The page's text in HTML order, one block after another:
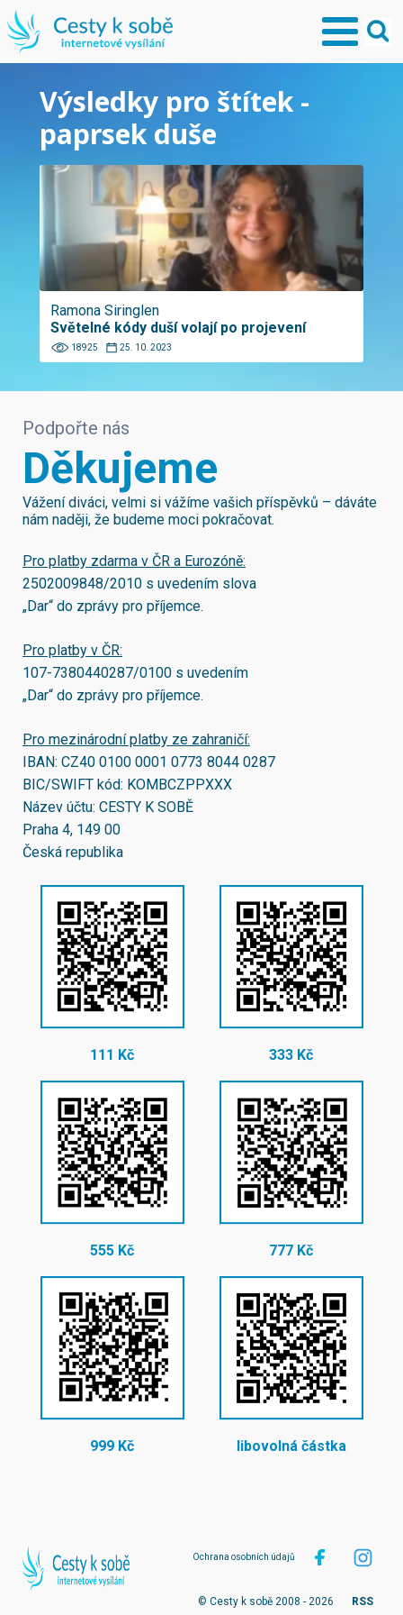
Výsledky pro štítek -
paprsek duše
Ramona Siringlen
Světelné kódy duší volají po projevení
18925 25. 10. 2023
Podpořte nás
Děkujeme
Vážení diváci, velmi si vážíme vašich příspěvků – dáváte
nám naději, že budeme moci pokračovat.
Pro platby zdarma v ČR a Eurozóně:
2502009848/2010 s uvedením slova
„Dar“ do zprávy pro příjemce.
Pro platby v ČR:
107-7380440287/0100 s uvedením
„Dar“ do zprávy pro příjemce.
Pro mezinárodní platby ze zahraničí:
IBAN: CZ40 0100 0001 0773 8044 0287
BIC/SWIFT kód: KOMBCZPPXXX
Název účtu: CESTY K SOBĚ
Praha 4, 149 00
Česká republika
111 Kč 333 Kč
555 Kč 777 Kč
999 Kč libovolná částka
Ochrana osobních údajů
© Cesty k sobě 2008 - 2026 RSS